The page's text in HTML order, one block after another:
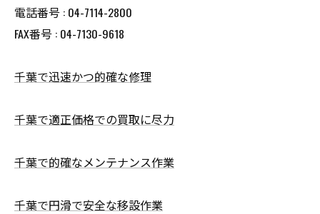
電話番号 : 04-7114-2800
FAX番号 : 04-7130-9618
千葉で迅速かつ的確な修理
千葉で適正価格での買取に尽力
千葉で的確なメンテナンス作業
千葉で円滑で安全な移設作業